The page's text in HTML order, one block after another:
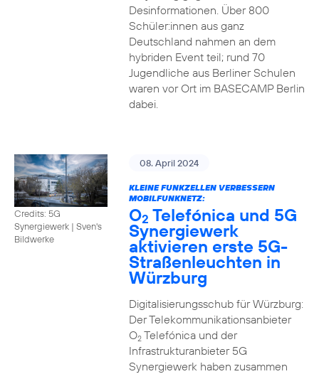
Desinformationen. Über 800
Schüler:innen aus ganz
Deutschland nahmen an dem
hybriden Event teil; rund 70
Jugendliche aus Berliner Schulen
waren vor Ort im BASECAMP Berlin
dabei.
Credits: 5G
Synergiewerk | Sven's
Bildwerke
08. April 2024
KLEINE FUNKZELLEN VERBESSERN
MOBILFUNKNETZ:
O2 Telefónica und 5G
Synergiewerk
aktivieren erste 5G-
Straßenleuchten in
Würzburg
Digitalisierungsschub für Würzburg:
Der Telekommunikationsanbieter
O2Telefónica und der
Infrastrukturanbieter 5G
Synergiewerk haben zusammen